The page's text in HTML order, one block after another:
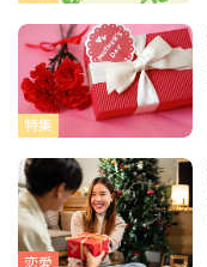
特集
恋愛